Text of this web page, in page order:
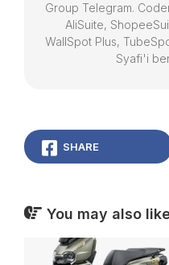
Group Telegram.
AliSuite,
WallSpot Plus,
Syafi'i
SHARE
You may also